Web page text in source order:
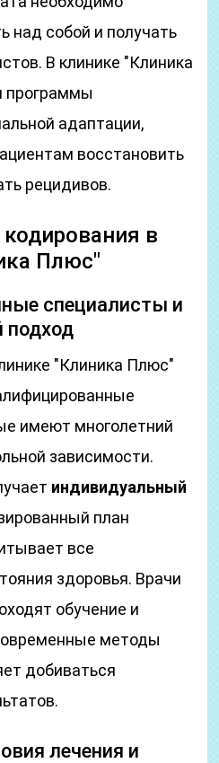
над собой и получать
В клинике "Клиника
программы
адаптации,
восстановить
рецидивов.
в
Плюс"
специалисты и
подход
"Клиника Плюс"
имеют многолетний
зависимости.
индивидуальный
план
все
здоровья. Врачи
обучение и
методы
добиваться
лечения и